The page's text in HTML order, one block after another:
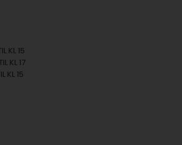
KL 15
KL 17
KL 15